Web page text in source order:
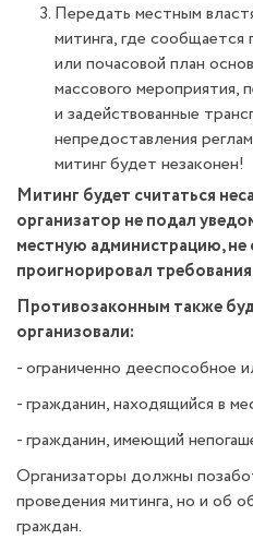
Передать местным
митинга, где сообщается
или почасовой план
массового мероприятия,
и задействованные
непредоставления
митинг будет незаконен!
Митинг будет считаться
организатор не подал
местную администрацию, не
проигнорировал
Противозаконным также
организовали:
- ограниченно дееспособное
- гражданин, находящийся в
- гражданин, имеющий
Организаторы должны
проведения митинга, но и об
граждан.